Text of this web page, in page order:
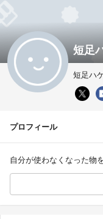
短足
短足ハ
プロフィール
自分が使わなくなった物